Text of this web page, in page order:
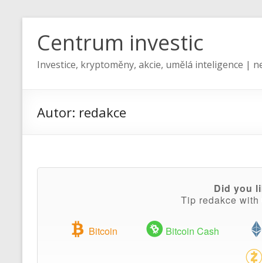
Centrum investic
Investice, kryptoměny, akcie, umělá inteligence |
Autor: redakce
Did you
Tip redakce
Bitcoin Bitcoin Cash